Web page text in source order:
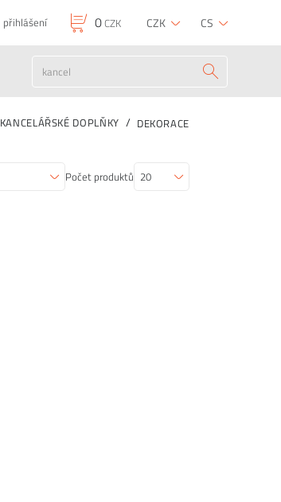
přihlášení 0CZK CZK CS
KANCELÁŘSKÉ DOPLŇKY DEKORACE
Počet produktů